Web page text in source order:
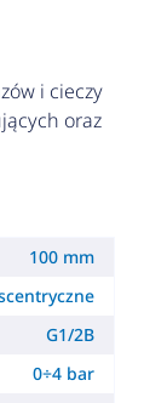
i cieczy
oraz
100 mm
G1/2B
0÷4 bar